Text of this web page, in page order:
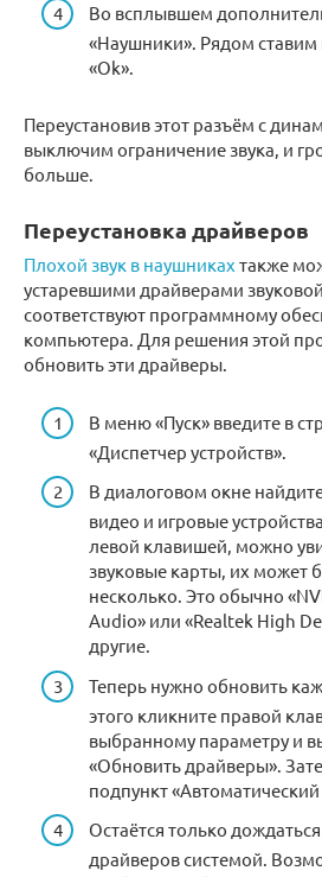
Во всплывшем
«Наушники». Рядом
«Ok».
Переустановив этот разъём с
выключим ограничение звука, и
больше.
Переустановка драйверов
Плохой звук в наушниках также
устаревшими драйверами
соответствуют программному
компьютера. Для решения этой
обновить эти драйверы.
В меню «Пуск» введите в
«Диспетчер устройств».
В диалоговом окне
видео и игровые
левой клавишей, можно
звуковые карты, их может
несколько. Это обычно
Audio» или «Realtek High
другие.
Теперь нужно обновить
этого кликните правой
выбранному параметру и
«Обновить драйверы».
подпункт «Автоматический
Остаётся только
драйверов системой.